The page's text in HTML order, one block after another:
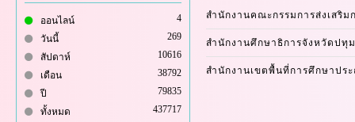
ออนไลน์
4
วันนี้
269
สัปดาห์
10616
เดือน
38792
ปี
79835
ทั้งหมด
437717
สำนักงานคณะกรรมการส่งเสริม
สำนักงานศึกษาธิการจังหวัดปทุ
สำนักงานเขตพื้นที่การศึกษาปร